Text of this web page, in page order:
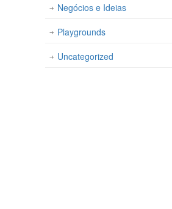
Negócios e Ideias
Playgrounds
Uncategorized